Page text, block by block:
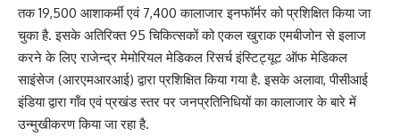
तक 19,500 आशाकर्मी एवं 7,400 कालाजार इनफॉर्मर को प्रशिक्षित किया जा
चुका है. इसके अतिरिक्त 95 चिकित्सकों को एकल खुराक एमबीजोन से इलाज
करने के लिए राजेन्द्र मेमोरियल मेडिकल रिसर्च इंस्टिट्यूट ऑफ मेडिकल
साइंसेज (आरएमआरआई) द्वारा प्रशिक्षित किया गया है. इसके अलावा, पीसीआई
इंडिया द्वारा गाँव एवं प्रखंड स्तर पर जनप्रतिनिधियों का कालाजार के बारे में
उन्मुखीकरण किया जा रहा है.